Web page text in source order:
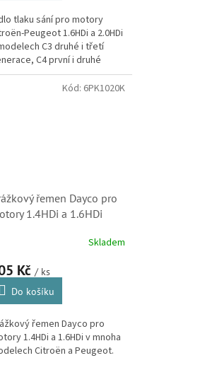
tlaku sání pro motory
Peugeot 1.6HDi a 2.0HDi
C3 druhé i třetí
C4 první i druhé
C4 Picasso první i
generace, C3 Picasso,
řemen Dayco pro
1.4HDi a 1.6HDi
Skladem
Kč/ ks
Do košíku
řemen Dayco pro
1.4HDi a 1.6HDi v mnoha
Citroën a Peugeot.
Kód: 6PK1020K